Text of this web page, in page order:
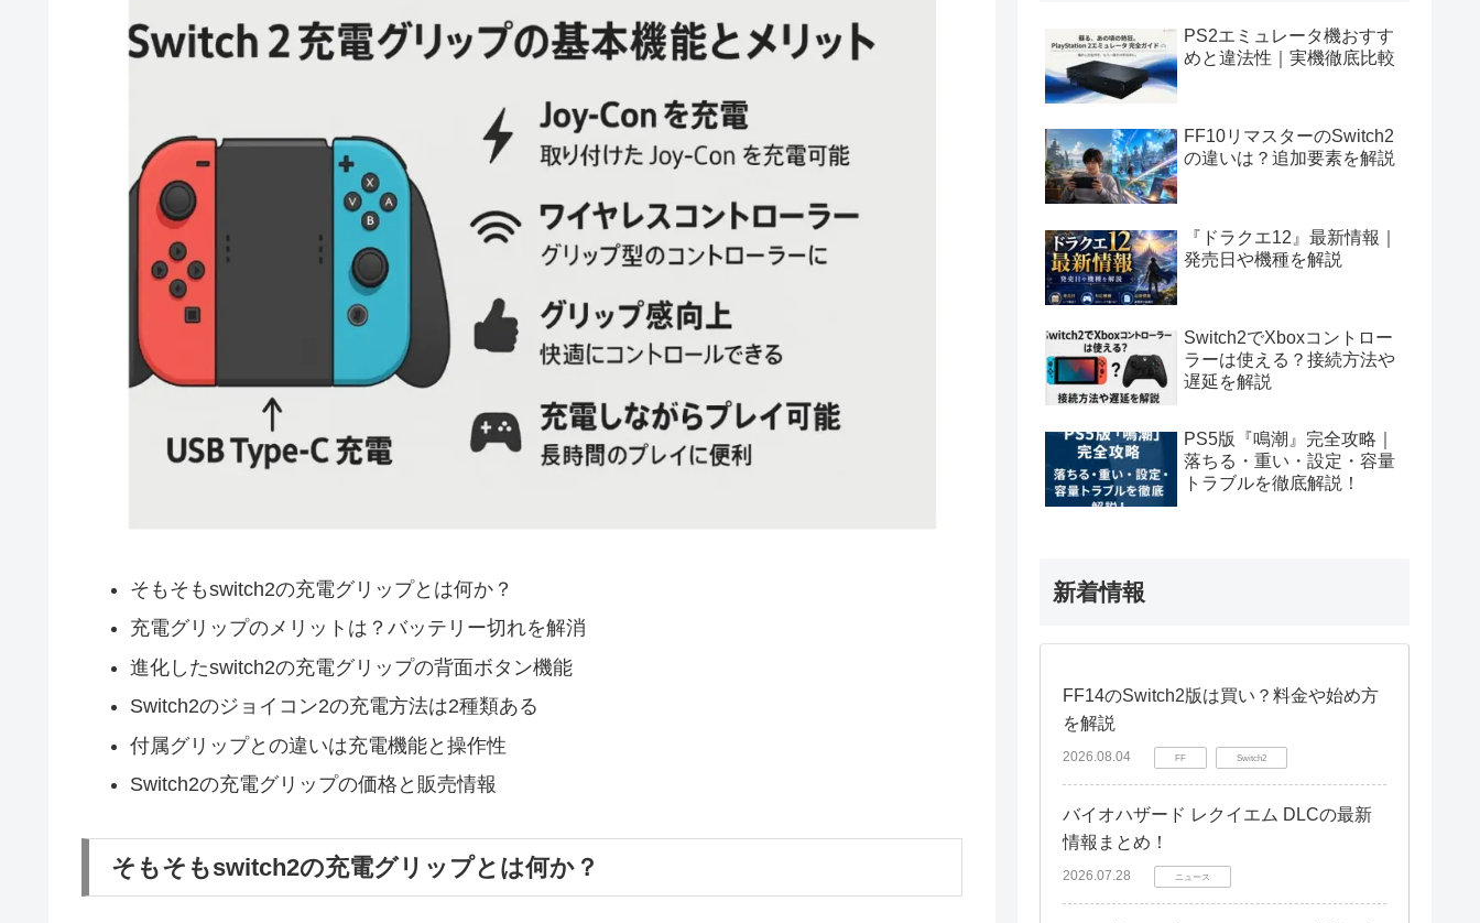
そもそもswitch2の充電グリップとは何か？
充電グリップのメリットは？バッテリー切れを解消
進化したswitch2の充電グリップの背面ボタン機能
Switch2のジョイコン2の充電方法は2種類ある
付属グリップとの違いは充電機能と操作性
Switch2の充電グリップの価格と販売情報
そもそもswitch2の充電グリップとは何か？
PS2エミュレータ機おすす
めと違法性｜実機徹底比較
FF10リマスターのSwitch2
の違いは？追加要素を解説
『ドラクエ12』最新情報｜
発売日や機種を解説
Switch2でXboxコントロー
ラーは使える？接続方法や
遅延を解説
PS5版『鳴潮』完全攻略｜
落ちる・重い・設定・容量
トラブルを徹底解説！
新着情報
FF14のSwitch2版は買い？料金や始め方
を解説
2026.08.04 FF Switch2
バイオハザード レクイエム DLCの最新
情報まとめ！
2026.07.28 ニュース